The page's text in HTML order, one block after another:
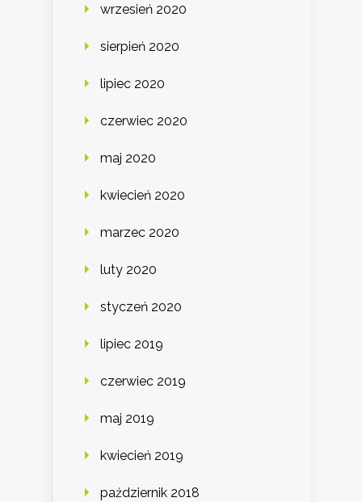
wrzesień 2020
sierpień 2020
lipiec 2020
czerwiec 2020
maj 2020
kwiecień 2020
marzec 2020
luty 2020
styczeń 2020
lipiec 2019
czerwiec 2019
maj 2019
kwiecień 2019
październik 2018